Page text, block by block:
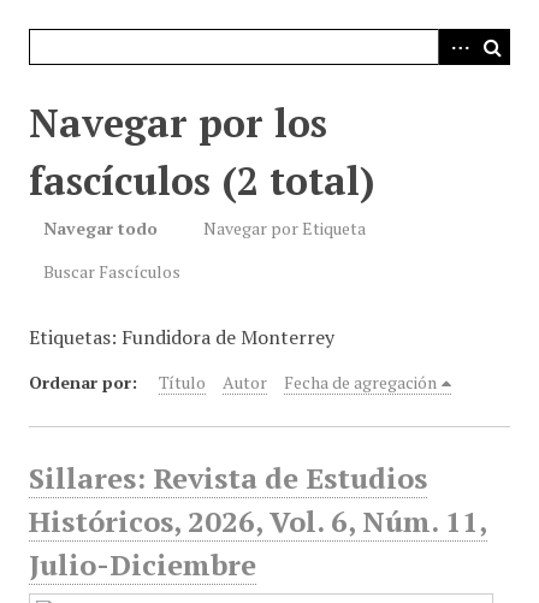
Navegar por los
fascículos (2 total)
Navegar todo
Navegar por Etiqueta
Buscar Fascículos
Etiquetas: Fundidora de Monterrey
Ordenar por: Título Autor Fecha de agregación
Sillares: Revista de Estudios
Históricos, 2026, Vol. 6, Núm. 11,
Julio-Diciembre